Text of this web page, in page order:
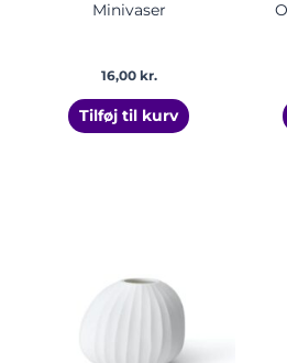
Minivaser
16,00 kr.
Tilføj til kurv